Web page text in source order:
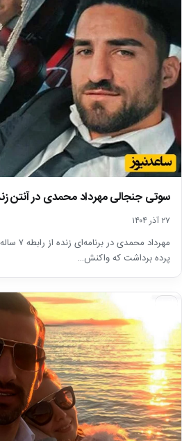
سوتی جنجالی مهرداد محمدی در آنتن زنده: ۷ سال رابطه
۲۷ آذر ۱۴۰۴
مهرداد
پرده برداشت که واکنش…